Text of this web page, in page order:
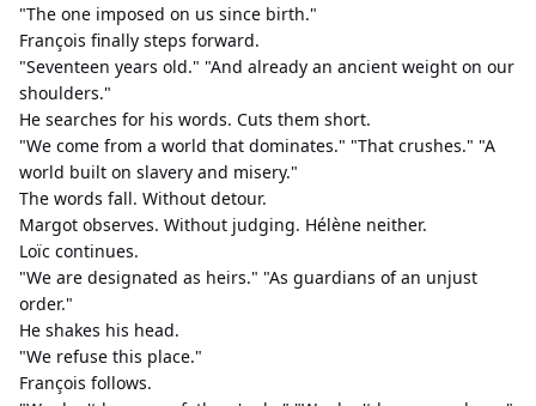
"The one imposed on us since birth."
François finally steps forward.
"Seventeen years old." "And already an ancient weight on our
shoulders."
He searches for his words. Cuts them short.
"We come from a world that dominates." "That crushes." "A
world built on slavery and misery."
The words fall. Without detour.
Margot observes. Without judging. Hélène neither.
Loïc continues.
"We are designated as heirs." "As guardians of an unjust
order."
He shakes his head.
"We refuse this place."
François follows.